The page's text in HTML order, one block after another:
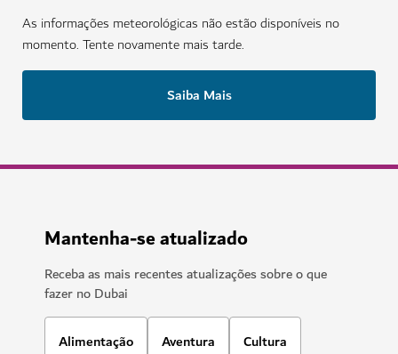
As informações meteorológicas não estão disponíveis no
momento. Tente novamente mais tarde.
Saiba Mais
Mantenha-se atualizado
Receba as mais recentes atualizações sobre o que
fazer no Dubai
Alimentação Aventura Cultura